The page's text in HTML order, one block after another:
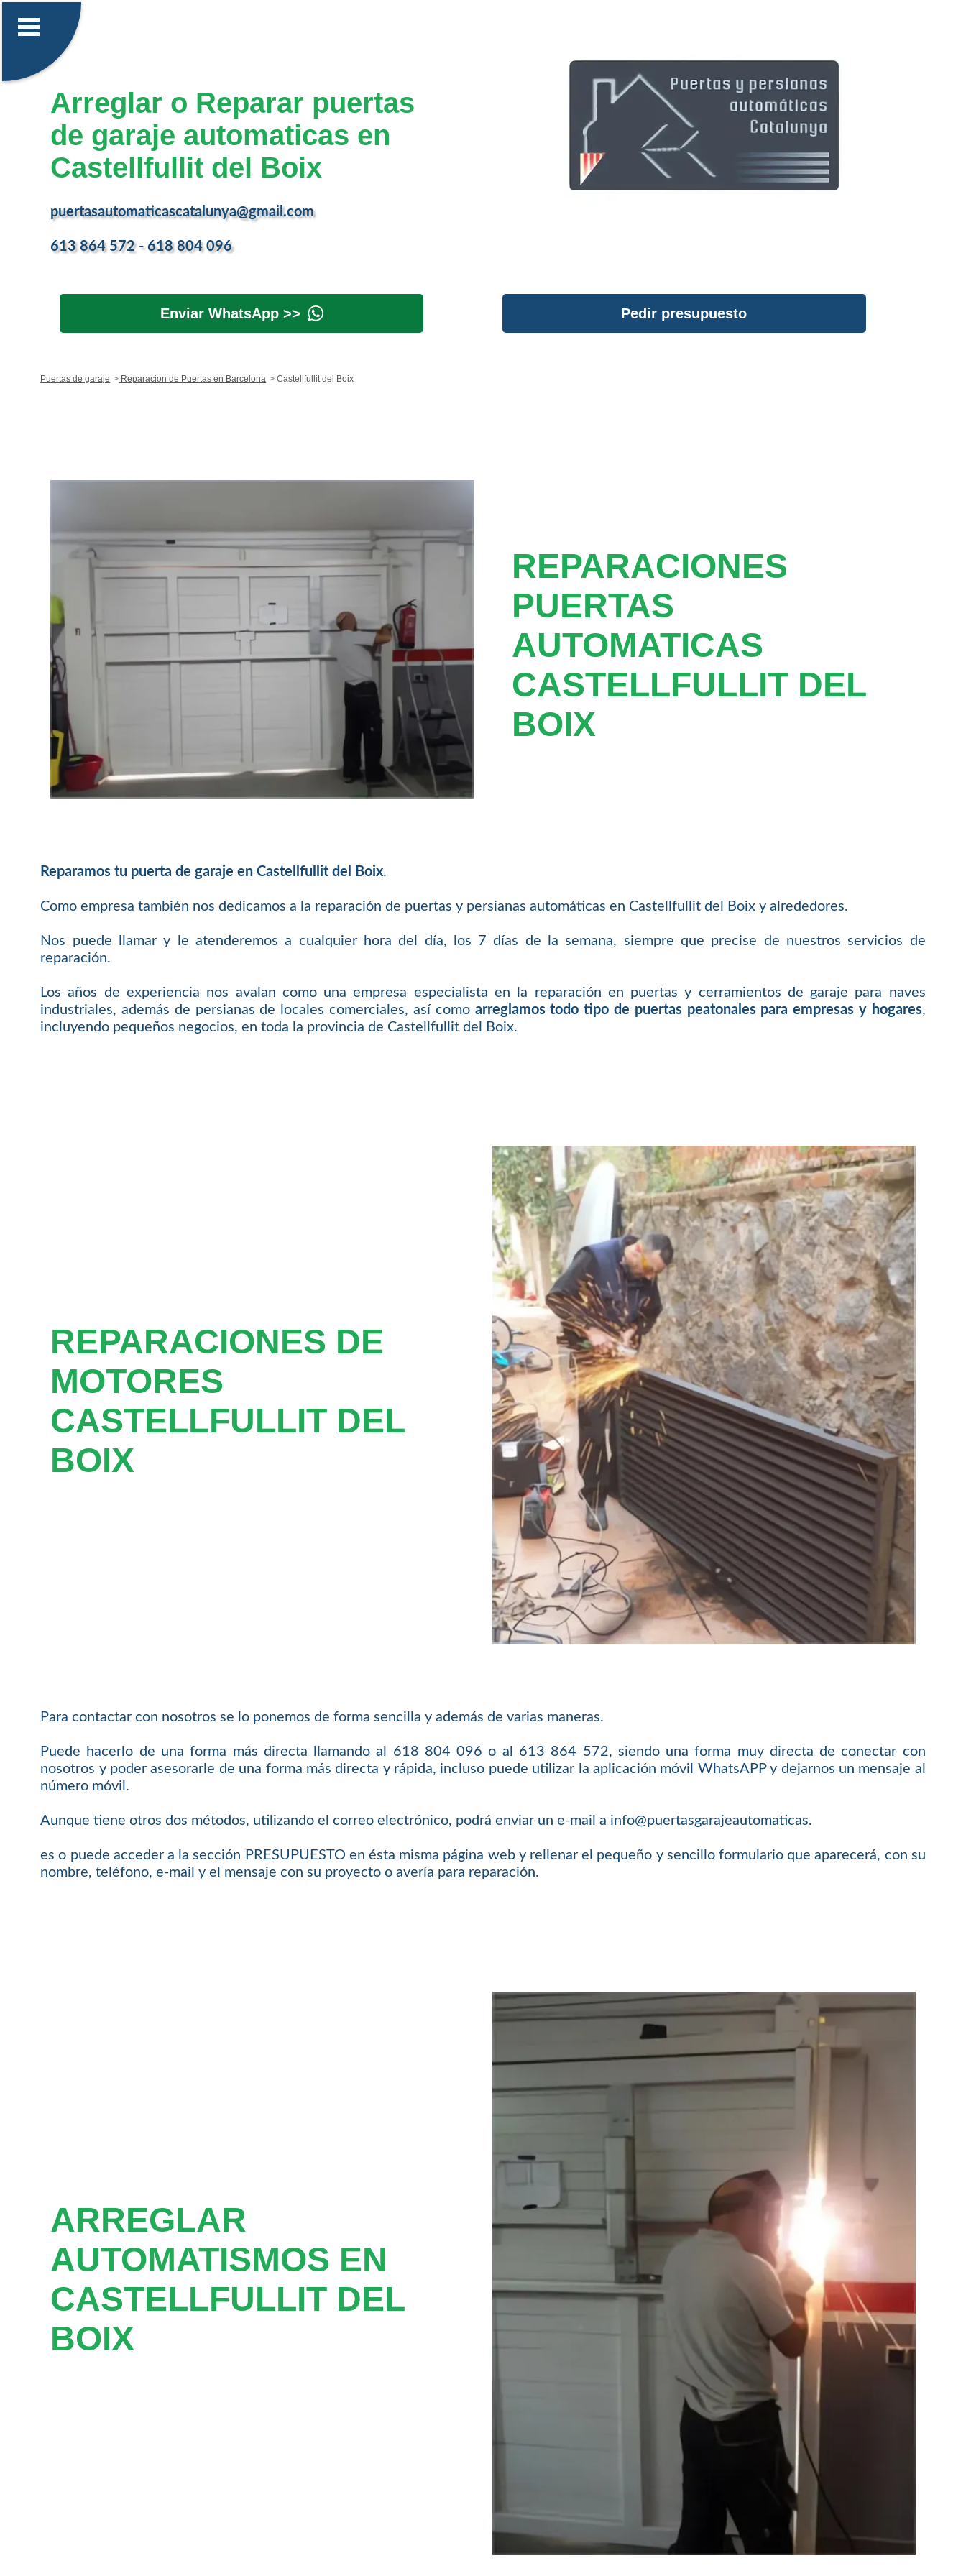
Arreglar o Reparar puertas
de garaje automaticas en
Castellfullit del Boix
puertasautomaticascatalunya@gmail.com
613 864 572 - 618 804 096
Enviar WhatsApp >> Pedir presupuesto
Puertas de garaje Reparacion de Puertas en Barcelona Castellfullit del Boix
REPARACIONES
PUERTAS
AUTOMATICAS
CASTELLFULLIT DEL
BOIX
Reparamos tu puerta de garaje en Castellfullit del Boix.
Como empresa también nos dedicamos a la reparación de puertas y persianas automáticas en Castellfullit del Boix y alrededores.
Nos puede llamar y le atenderemos a cualquier hora del día, los 7 días de la semana, siempre que precise de nuestros servicios de
reparación.
Los años de experiencia nos avalan como una empresa especialista en la reparación en puertas y cerramientos de garaje para naves
industriales, además de persianas de locales comerciales, así como arreglamos todo tipo de puertas peatonales para empresas y hogares,
incluyendo pequeños negocios, en toda la provincia de Castellfullit del Boix.
REPARACIONES DE
MOTORES
CASTELLFULLIT DEL
BOIX
Para contactar con nosotros se lo ponemos de forma sencilla y además de varias maneras.
Puede hacerlo de una forma más directa llamando al 618 804 096 o al 613 864 572, siendo una forma muy directa de conectar con
nosotros y poder asesorarle de una forma más directa y rápida, incluso puede utilizar la aplicación móvil WhatsAPP y dejarnos un mensaje al
número móvil.
Aunque tiene otros dos métodos, utilizando el correo electrónico, podrá enviar un e-mail a info@puertasgarajeautomaticas.
es o puede acceder a la sección PRESUPUESTO en ésta misma página web y rellenar el pequeño y sencillo formulario que aparecerá, con su
nombre, teléfono, e-mail y el mensaje con su proyecto o avería para reparación.
ARREGLAR
AUTOMATISMOS EN
CASTELLFULLIT DEL
BOIX